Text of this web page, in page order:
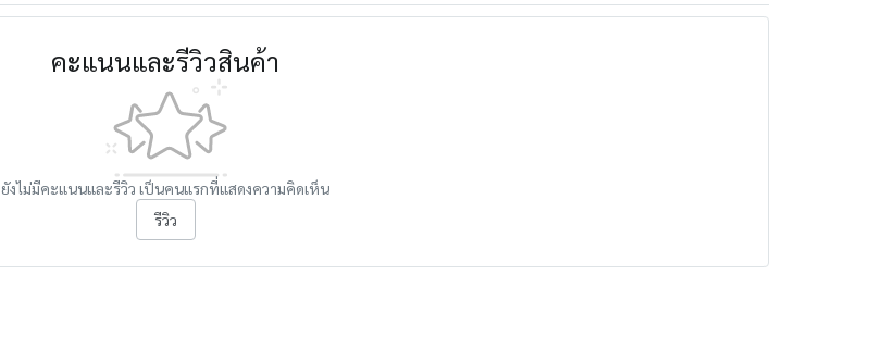
คะแนนและรีวิวสินค้า
ยังไม่มีคะแนนและรีวิว เป็นคนแรกที่แสดงความคิดเห็น
รีวิว